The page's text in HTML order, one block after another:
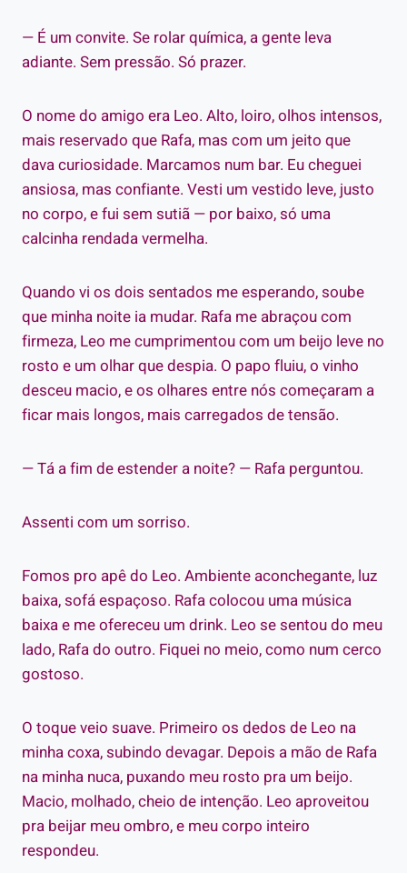
— É um convite. Se rolar química, a gente leva
adiante. Sem pressão. Só prazer.
O nome do amigo era Leo. Alto, loiro, olhos intensos,
mais reservado que Rafa, mas com um jeito que
dava curiosidade. Marcamos num bar. Eu cheguei
ansiosa, mas confiante. Vesti um vestido leve, justo
no corpo, e fui sem sutiã — por baixo, só uma
calcinha rendada vermelha.
Quando vi os dois sentados me esperando, soube
que minha noite ia mudar. Rafa me abraçou com
firmeza, Leo me cumprimentou com um beijo leve no
rosto e um olhar que despia. O papo fluiu, o vinho
desceu macio, e os olhares entre nós começaram a
ficar mais longos, mais carregados de tensão.
— Tá a fim de estender a noite? — Rafa perguntou.
Assenti com um sorriso.
Fomos pro apê do Leo. Ambiente aconchegante, luz
baixa, sofá espaçoso. Rafa colocou uma música
baixa e me ofereceu um drink. Leo se sentou do meu
lado, Rafa do outro. Fiquei no meio, como num cerco
gostoso.
O toque veio suave. Primeiro os dedos de Leo na
minha coxa, subindo devagar. Depois a mão de Rafa
na minha nuca, puxando meu rosto pra um beijo.
Macio, molhado, cheio de intenção. Leo aproveitou
pra beijar meu ombro, e meu corpo inteiro
respondeu.